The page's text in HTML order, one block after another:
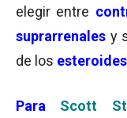
elegir entre
suprarrenales y
de los esteroides
Para Scott